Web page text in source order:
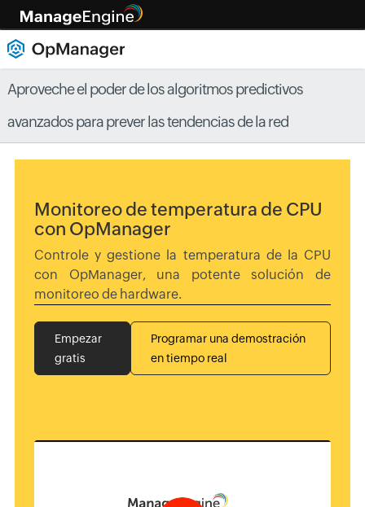
Aproveche el poder de los algoritmos predictivos
avanzados para prever las tendencias de la red
Monitoreo de temperatura de CPU
con OpManager
Controle y gestione la temperatura de la CPU
con OpManager, una potente solución de
monitoreo de hardware.
Empezar
gratis
Programar una demostración
en tiempo real